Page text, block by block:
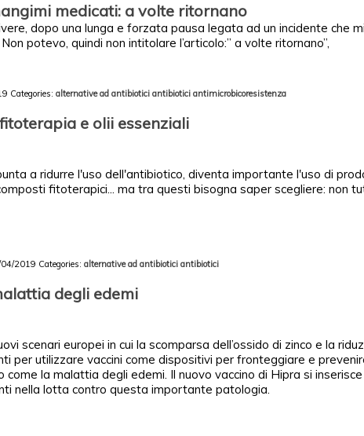
medicati: a volte ritornano
dopo una lunga e forzata pausa legata ad un incidente che
potevo, quindi non intitolare l’articolo:” a volte ritornano”,
Categories: alternative ad antibiotici antibiotici antimicrobicoresistenza
e olii essenziali
a ridurre l'uso dell'antibiotico, diventa importante l'uso di
fitoterapici... ma tra questi bisogna saper scegliere: non
2019 Categories: alternative ad antibiotici antibiotici
degli edemi
scenari europei in cui la scomparsa dell’ossido di zinco e la
per utilizzare vaccini come dispositivi per fronteggiare e
la malattia degli edemi. Il nuovo vaccino di Hipra si
nella lotta contro questa importante patologia.